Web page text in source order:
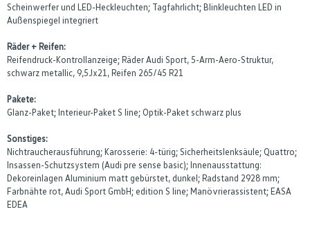
Scheinwerfer und LED-Heckleuchten; Tagfahrlicht; Blinkleuchten LED in
Außenspiegel integriert
Räder + Reifen:
Reifendruck-Kontrollanzeige; Räder Audi Sport, 5-Arm-Aero-Struktur,
schwarz metallic, 9,5Jx21, Reifen 265/45 R21
Pakete:
Glanz-Paket; Interieur-Paket S line; Optik-Paket schwarz plus
Sonstiges:
Nichtraucherausführung; Karosserie: 4-türig; Sicherheitslenksäule; Quattro;
Insassen-Schutzsystem (Audi pre sense basic); Innenausstattung:
Dekoreinlagen Aluminium matt gebürstet, dunkel; Radstand 2928 mm;
Farbnähte rot, Audi Sport GmbH; edition S line; Manövrierassistent; EASA
EDEA